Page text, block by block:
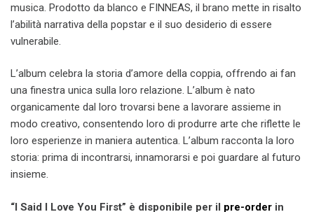
musica. Prodotto da blanco e FINNEAS, il brano mette in risalto
l’abilità narrativa della popstar e il suo desiderio di essere
vulnerabile.
L’album celebra la storia d’amore della coppia, offrendo ai fan
una finestra unica sulla loro relazione. L’album è nato
organicamente dal loro trovarsi bene a lavorare assieme in
modo creativo, consentendo loro di produrre arte che riflette le
loro esperienze in maniera autentica. L’album racconta la loro
storia: prima di incontrarsi, innamorarsi e poi guardare al futuro
insieme.
“I Said I Love You First” è disponibile per il pre-order in